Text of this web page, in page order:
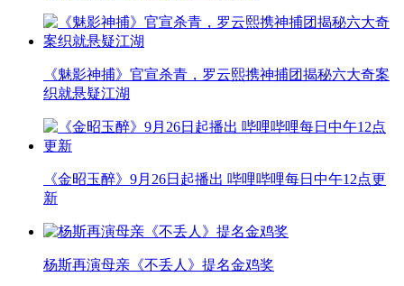
《魅影神捕》官宣杀青，罗云熙携神捕团揭秘六大奇案
织就悬疑江湖
《金昭玉醉》9月26日起播出 哔哩哔哩每日中午12点更
新
杨斯再演母亲《不丢人》提名金鸡奖